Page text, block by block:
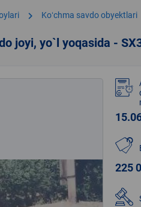
chevron_right Koʻchma savdo obyektlari
joyi, yo`l yoqasida -
225